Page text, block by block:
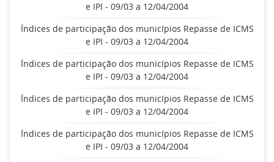
e IPI - 09/03 a 12/04/2004
Índices de participação dos municípios Repasse de ICMS
e IPI - 09/03 a 12/04/2004
Índices de participação dos municípios Repasse de ICMS
e IPI - 09/03 a 12/04/2004
Índices de participação dos municípios Repasse de ICMS
e IPI - 09/03 a 12/04/2004
Índices de participação dos municípios Repasse de ICMS
e IPI - 09/03 a 12/04/2004